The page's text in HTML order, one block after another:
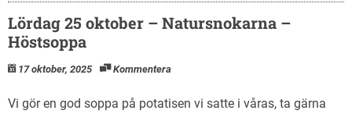
Lördag 25 oktober – Natursnokarna –
Höstsoppa
17 oktober, 2025 Kommentera
Vi gör en god soppa på potatisen vi satte i våras, ta gärna